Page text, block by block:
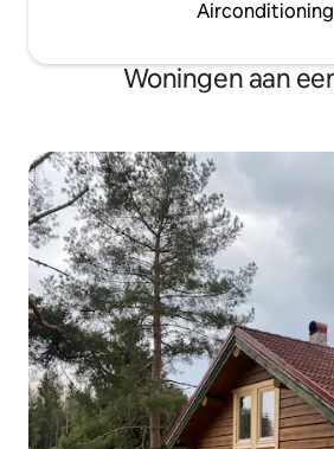
Airconditioning
Woningen aan